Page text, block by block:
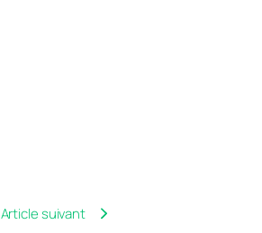
Article suivant